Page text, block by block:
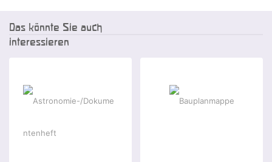
Das könnte Sie auch
interessieren